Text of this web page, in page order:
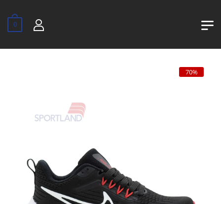
0
70%